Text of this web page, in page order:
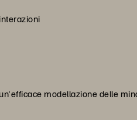
modellazione delle